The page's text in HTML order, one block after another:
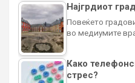
Најгрдиот
Повеќето
во медиумите
Како
стрес?